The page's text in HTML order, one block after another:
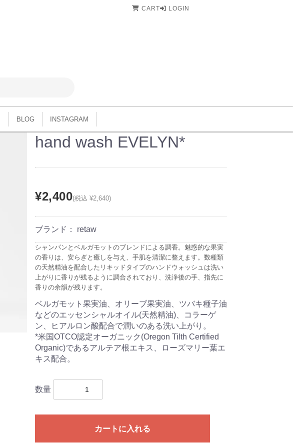
CART LOGIN
BLOG INSTAGRAM
hand wash EVELYN*
¥2,400(税込 ¥2,640)
ブランド： retaw
シャンパンとベルガモットのブレンドによる調香。魅惑的な果実
の香りは、安らぎと癒しを与え、手肌を清潔に整えます。数種類
の天然精油を配合したリキッドタイプのハンドウォッシュは洗い
上がりに香りが残るように調合されており、洗浄後の手、指先に
香りの余韻が残ります。
ベルガモット果実油、オリーブ果実油、ツバキ種子油
などのエッセンシャルオイル(天然精油)、コラーゲ
ン、ヒアルロン酸配合で潤いのある洗い上がり。
*米国OTCO認定オーガニック(Oregon Tilth Certified
Organic)であるアルテア根エキス、ローズマリー葉エ
キス配合。
数量
カートに入れる